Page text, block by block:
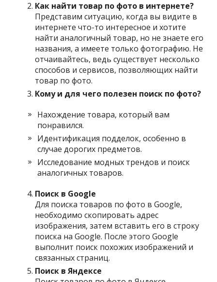
Как найти товар по фото в интернете?
Представим ситуацию, когда вы видите в
интернете что-то интересное и хотите
найти аналогичный товар, но не знаете его
названия, а имеете только фотографию. Не
отчаивайтесь, ведь существует несколько
способов и сервисов, позволяющих найти
товар по фото.
Кому и для чего полезен поиск по фото?
Нахождение товара, который вам
понравился.
Идентификация подделок, особенно в
случае дорогих предметов.
Исследование модных трендов и поиск
аналогичных товаров.
Поиск в Google
Для поиска товаров по фото в Google,
необходимо скопировать адрес
изображения, затем вставить его в строку
поиска на Google. После этого Google
выполнит поиск похожих изображений и
связанных страниц.
Поиск в Яндексе